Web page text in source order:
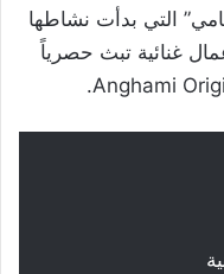
التي بدأت نشاطها
غنائية تبث حصرياً